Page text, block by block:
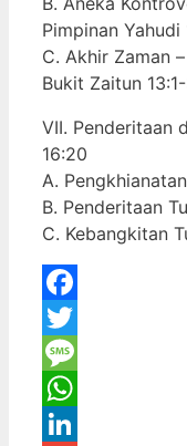
Pimpinan Yahudi
C. Akhir Zaman –
Bukit Zaitun
VII. Penderitaan
16:20
A.
B. Penderitaan
C. Kebangkitan
Facebook
Twitter
Message
WhatsApp